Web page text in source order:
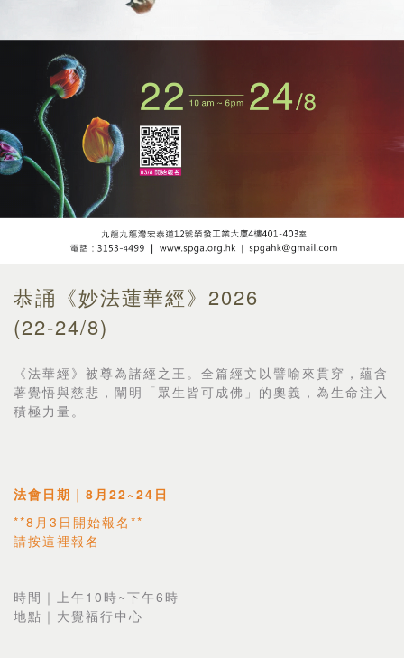
恭誦《妙法蓮華經》2026
(22-24/8)
《法華經》被尊為諸經之王。全篇經文以譬喻來貫穿， 蘊含
著覺悟與慈悲，闡明「眾生皆可成佛」的奧義， 為生命注入
積極力量。
法會日期｜8月22~24日
**8月3日開始報名**
請按這裡報名
時間｜上午10時~下午6時
地點｜大覺福行中心